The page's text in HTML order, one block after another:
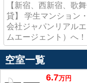
【新宿、西新宿、歌
貸】 学生マンション
会社ジャパンリアル
ムエージェント）へ！
空室一覧
6.7万円